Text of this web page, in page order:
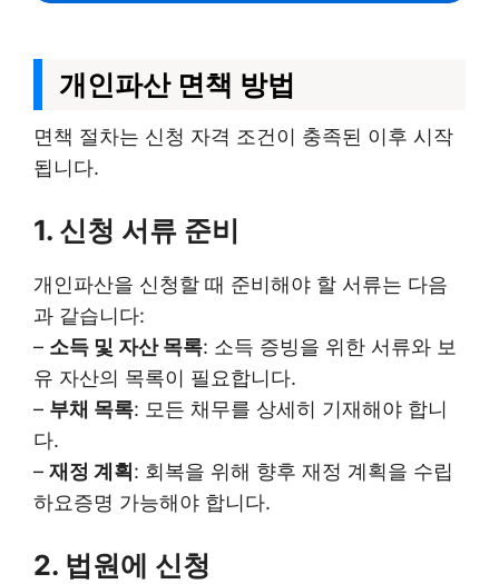
개인파산 면책 방법
면책 절차는 신청 자격 조건이 충족된 이후 시작
됩니다.
1. 신청 서류 준비
개인파산을 신청할 때 준비해야 할 서류는 다음
과 같습니다:
– 소득 및 자산 목록: 소득 증빙을 위한 서류와 보
유 자산의 목록이 필요합니다.
– 부채 목록: 모든 채무를 상세히 기재해야 합니
다.
– 재정 계획 : 회복을 위해 향후 재정 계획을 수립
하요증명 가능해야 합니다.
2. 법원에 신청